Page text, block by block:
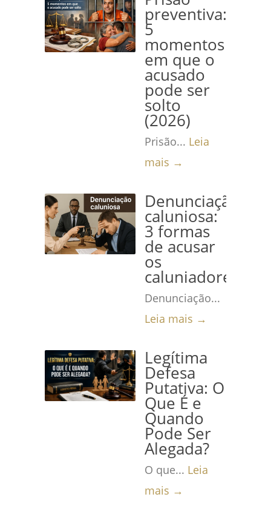
preventiva:
5
momentos
em que o
acusado
pode ser
solto
(2026)
Prisão... Leia
mais →
Denunciação
caluniosa:
3 formas
de acusar
os
caluniadores
Denunciação...
Leia mais →
Legítima
Defesa
Putativa: O
Que É e
Quando
Pode Ser
Alegada?
O que... Leia
mais →